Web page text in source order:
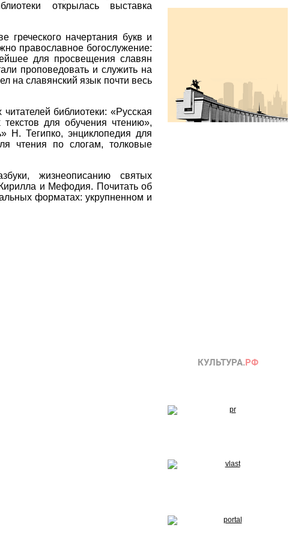
открылась выставка
начертания букв и
православное богослужение:
для просвещения славян
проповедовать и служить на
на славянский язык почти весь
библиотеки: «Русская
для обучения чтению»,
Н. Тегипко, энциклопедия для
чтения по слогам, толковые
жизнеописанию святых
и Мефодия. Почитать об
форматах: укрупненном и